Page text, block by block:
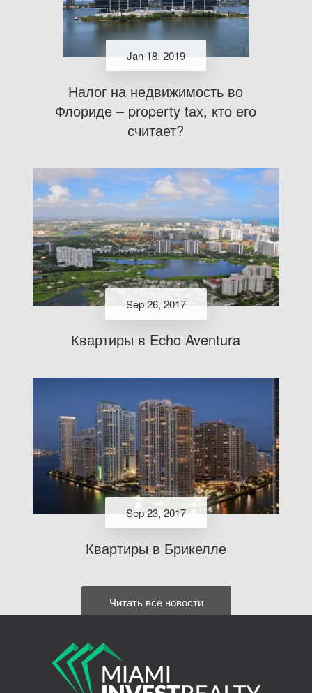
Jan 18, 2019
Налог на недвижимость во
Флориде – property tax, кто его
считает?
Sep 26, 2017
Квартиры в Echo Aventura
Sep 23, 2017
Квартиры в Брикелле
Читать все новости